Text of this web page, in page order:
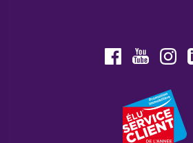
FacebookYoutube